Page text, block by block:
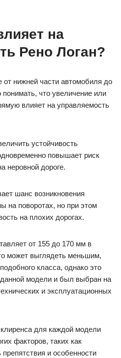
на
Рено Логан?
от нижней части автомобиля до
что увеличение или
влияет на управляемость
устойчивость
повышает риск
неровной дороге.
шанс возникновения
на поворотах, но при этом
на плохих дорогах.
от 155 до 170 мм в
может выглядеть меньшим,
класса, однако это
модели и был выбран на
и эксплуатационных
для каждой модели
факторов, таких как
и особенности